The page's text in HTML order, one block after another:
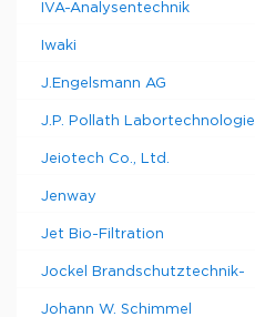
IVA-Analysentechnik
Iwaki
J.Engelsmann AG
J.P. Pollath Labortechnologie
Jeiotech Co., Ltd.
Jenway
Jet Bio-Filtration
Jockel Brandschutztechnik-
Johann W. Schimmel